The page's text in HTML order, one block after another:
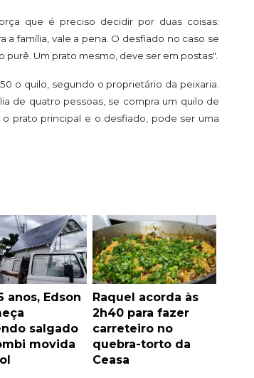
que é preciso decidir por duas coisas:
a família, vale a pena. O desfiado no caso se
Um prato mesmo, deve ser em postas".
o quilo, segundo o proprietário da peixaria.
de quatro pessoas, se compra um quilo de
prato principal e o desfiado, pode ser uma
anos, Edson
salgado
movida
Raquel acorda às
2h40 para fazer
carreteiro no
quebra-torto da
Ceasa